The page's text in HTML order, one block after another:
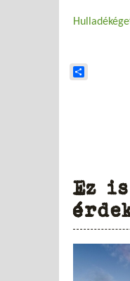
Ez is